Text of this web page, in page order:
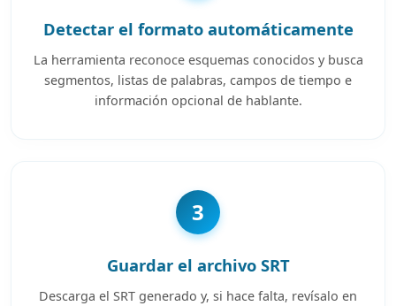
Detectar el formato automáticamente
La herramienta reconoce esquemas conocidos y busca
segmentos, listas de palabras, campos de tiempo e
información opcional de hablante.
3
Guardar el archivo SRT
Descarga el SRT generado y, si hace falta, revísalo en